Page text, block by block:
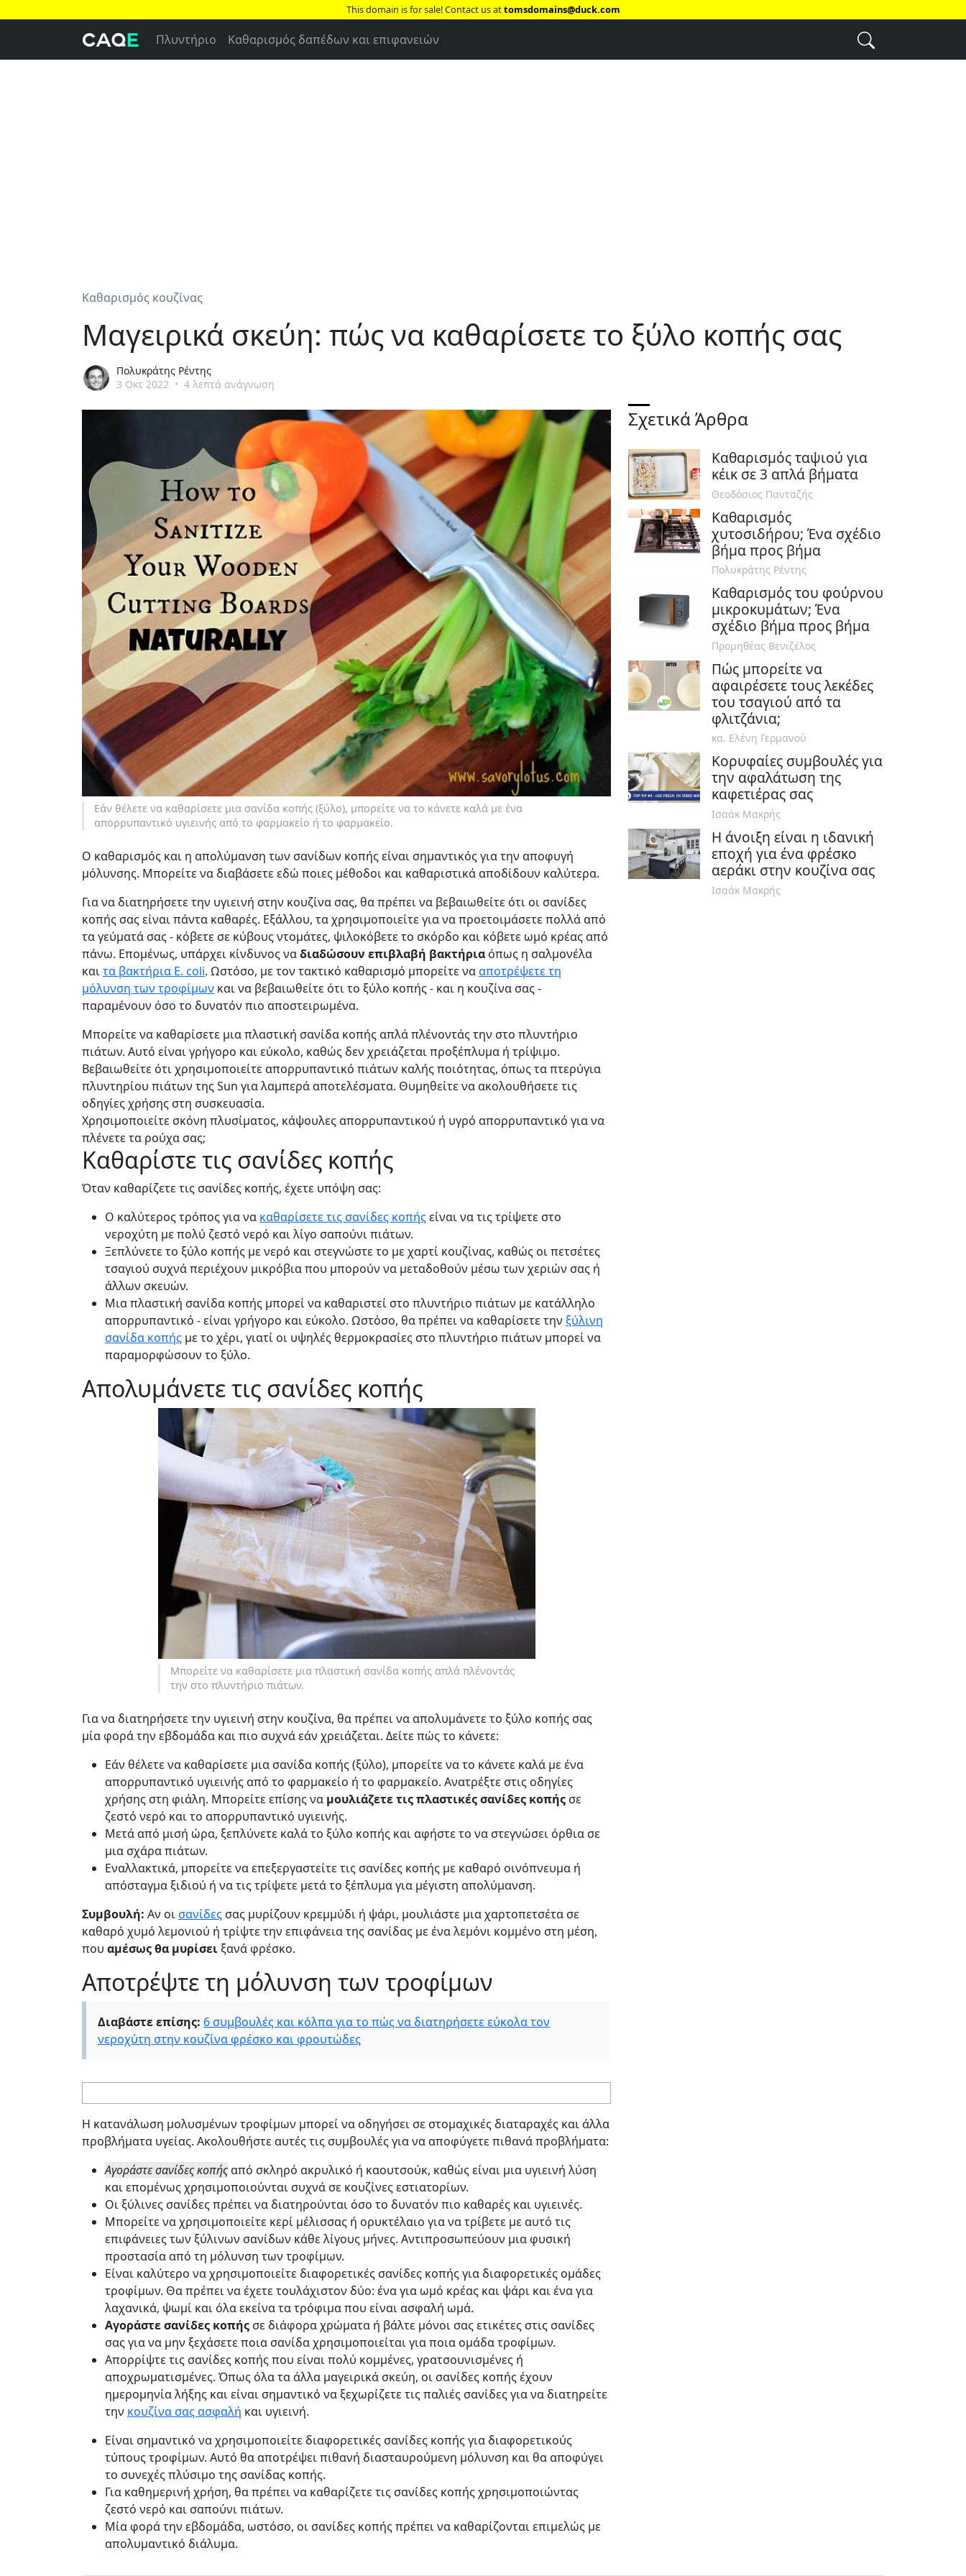
This domain is for sale! Contact us attomsdomains@duck.com
Πλυντήριο Καθαρισμός δαπέδων και επιφανειών
Καθαρισμός κουζίνας
Μαγειρικά σκεύη: πώς να καθαρίσετε το ξύλο κοπής σας
Πολυκράτης Ρέντης
3 Οκτ 2022 • 4 λεπτά ανάγνωση
Εάν θέλετε να καθαρίσετε μια σανίδα κοπής (ξύλο), μπορείτε να το κάνετε καλά με ένα
απορρυπαντικό υγιεινής από το φαρμακείο ή το φαρμακείο.
Ο καθαρισμός και η απολύμανση των σανίδων κοπής είναι σημαντικός για την αποφυγή
μόλυνσης. Μπορείτε να διαβάσετε εδώ ποιες μέθοδοι και καθαριστικά αποδίδουν καλύτερα.
Για να διατηρήσετε την υγιεινή στην κουζίνα σας, θα πρέπει να βεβαιωθείτε ότι οι σανίδες
κοπής σας είναι πάντα καθαρές. Εξάλλου, τα χρησιμοποιείτε για να προετοιμάσετε πολλά από
τα γεύματά σας - κόβετε σε κύβους ντομάτες, ψιλοκόβετε το σκόρδο και κόβετε ωμό κρέας από
πάνω. Επομένως, υπάρχει κίνδυνος ναδιαδώσουν επιβλαβή βακτήρια όπως η σαλμονέλα
καιτα βακτήρια E. coli. Ωστόσο, με τον τακτικό καθαρισμό μπορείτε νααποτρέψετε τη
μόλυνση των τροφίμων και να βεβαιωθείτε ότι το ξύλο κοπής - και η κουζίνα σας -
παραμένουν όσο το δυνατόν πιο αποστειρωμένα.
Μπορείτε να καθαρίσετε μια πλαστική σανίδα κοπής απλά πλένοντάς την στο πλυντήριο
πιάτων. Αυτό είναι γρήγορο και εύκολο, καθώς δεν χρειάζεται προξέπλυμα ή τρίψιμο.
Βεβαιωθείτε ότι χρησιμοποιείτε απορρυπαντικό πιάτων καλής ποιότητας, όπως τα πτερύγια
πλυντηρίου πιάτων της Sun για λαμπερά αποτελέσματα. Θυμηθείτε να ακολουθήσετε τις
οδηγίες χρήσης στη συσκευασία.
Χρησιμοποιείτε σκόνη πλυσίματος, κάψουλες απορρυπαντικού ή υγρό απορρυπαντικό για να
πλένετε τα ρούχα σας;
Καθαρίστε τις σανίδες κοπής
Όταν καθαρίζετε τις σανίδες κοπής, έχετε υπόψη σας:
Ο καλύτερος τρόπος για να καθαρίσετε τις σανίδες κοπήςείναι να τις τρίψετε στο
νεροχύτη με πολύ ζεστό νερό και λίγο σαπούνι πιάτων.
Ξεπλύνετε το ξύλο κοπής με νερό και στεγνώστε το με χαρτί κουζίνας, καθώς οι πετσέτες
τσαγιού συχνά περιέχουν μικρόβια που μπορούν να μεταδοθούν μέσω των χεριών σας ή
άλλων σκευών.
Μια πλαστική σανίδα κοπής μπορεί να καθαριστεί στο πλυντήριο πιάτων με κατάλληλο
απορρυπαντικό - είναι γρήγορο και εύκολο. Ωστόσο, θα πρέπει να καθαρίσετε την ξύλινη
σανίδα κοπής με το χέρι, γιατί οι υψηλές θερμοκρασίες στο πλυντήριο πιάτων μπορεί να
παραμορφώσουν το ξύλο.
Απολυμάνετε τις σανίδες κοπής
Μπορείτε να καθαρίσετε μια πλαστική σανίδα κοπής απλά πλένοντάς
την στο πλυντήριο πιάτων.
Για να διατηρήσετε την υγιεινή στην κουζίνα, θα πρέπει να απολυμάνετε το ξύλο κοπής σας
μία φορά την εβδομάδα και πιο συχνά εάν χρειάζεται. Δείτε πώς το κάνετε:
Εάν θέλετε να καθαρίσετε μια σανίδα κοπής (ξύλο), μπορείτε να το κάνετε καλά με ένα
απορρυπαντικό υγιεινής από το φαρμακείο ή το φαρμακείο. Ανατρέξτε στις οδηγίες
χρήσης στη φιάλη. Μπορείτε επίσης να μουλιάζετε τις πλαστικές σανίδες κοπής σε
ζεστό νερό και το απορρυπαντικό υγιεινής.
Μετά από μισή ώρα, ξεπλύνετε καλά το ξύλο κοπής και αφήστε το να στεγνώσει όρθια σε
μια σχάρα πιάτων.
Εναλλακτικά, μπορείτε να επεξεργαστείτε τις σανίδες κοπής με καθαρό οινόπνευμα ή
απόσταγμα ξιδιού ή να τις τρίψετε μετά το ξέπλυμα για μέγιστη απολύμανση.
Συμβουλή: Αν οισανίδες σας μυρίζουν κρεμμύδι ή ψάρι, μουλιάστε μια χαρτοπετσέτα σε
καθαρό χυμό λεμονιού ή τρίψτε την επιφάνεια της σανίδας με ένα λεμόνι κομμένο στη μέση,
που αμέσως θα μυρίσει ξανά φρέσκο.
Αποτρέψτε τη μόλυνση των τροφίμων
Διαβάστε επίσης: 6 συμβουλές και κόλπα για το πώς να διατηρήσετε εύκολα τον
νεροχύτη στην κουζίνα φρέσκο και φρουτώδες
Η κατανάλωση μολυσμένων τροφίμων μπορεί να οδηγήσει σε στομαχικές διαταραχές και άλλα
προβλήματα υγείας. Ακολουθήστε αυτές τις συμβουλές για να αποφύγετε πιθανά προβλήματα:
Αγοράστε σανίδες κοπήςαπό σκληρό ακρυλικό ή καουτσούκ, καθώς είναι μια υγιεινή λύση
και επομένως χρησιμοποιούνται συχνά σε κουζίνες εστιατορίων.
Οι ξύλινες σανίδες πρέπει να διατηρούνται όσο το δυνατόν πιο καθαρές και υγιεινές.
Μπορείτε να χρησιμοποιείτε κερί μέλισσας ή ορυκτέλαιο για να τρίβετε με αυτό τις
επιφάνειες των ξύλινων σανίδων κάθε λίγους μήνες. Αντιπροσωπεύουν μια φυσική
προστασία από τη μόλυνση των τροφίμων.
Είναι καλύτερο να χρησιμοποιείτε διαφορετικές σανίδες κοπής για διαφορετικές ομάδες
τροφίμων. Θα πρέπει να έχετε τουλάχιστον δύο: ένα για ωμό κρέας και ψάρι και ένα για
λαχανικά, ψωμί και όλα εκείνα τα τρόφιμα που είναι ασφαλή ωμά.
Αγοράστε σανίδες κοπής σε διάφορα χρώματα ή βάλτε μόνοι σας ετικέτες στις σανίδες
σας για να μην ξεχάσετε ποια σανίδα χρησιμοποιείται για ποια ομάδα τροφίμων.
Απορρίψτε τις σανίδες κοπής που είναι πολύ κομμένες, γρατσουνισμένες ή
αποχρωματισμένες. Όπως όλα τα άλλα μαγειρικά σκεύη, οι σανίδες κοπής έχουν
ημερομηνία λήξης και είναι σημαντικό να ξεχωρίζετε τις παλιές σανίδες για να διατηρείτε
την κουζίνα σας ασφαλή και υγιεινή.
Είναι σημαντικό να χρησιμοποιείτε διαφορετικές σανίδες κοπής για διαφορετικούς
τύπους τροφίμων. Αυτό θα αποτρέψει πιθανή διασταυρούμενη μόλυνση και θα αποφύγει
το συνεχές πλύσιμο της σανίδας κοπής.
Για καθημερινή χρήση, θα πρέπει να καθαρίζετε τις σανίδες κοπής χρησιμοποιώντας
ζεστό νερό και σαπούνι πιάτων.
Μία φορά την εβδομάδα, ωστόσο, οι σανίδες κοπής πρέπει να καθαρίζονται επιμελώς με
απολυμαντικό διάλυμα.
Σχετικά Άρθρα
Καθαρισμός ταψιού για
κέικ σε 3 απλά βήματα
Θεοδόσιος Πανταζής
Καθαρισμός
χυτοσιδήρου; Ένα σχέδιο
βήμα προς βήμα
Πολυκράτης Ρέντης
Καθαρισμός του φούρνου
μικροκυμάτων; Ένα
σχέδιο βήμα προς βήμα
Προμηθέας Βενιζέλος
Πώς μπορείτε να
αφαιρέσετε τους λεκέδες
του τσαγιού από τα
φλιτζάνια;
κα. Ελένη Γερμανού
Κορυφαίες συμβουλές για
την αφαλάτωση της
καφετιέρας σας
Ισαάκ Μακρής
Η άνοιξη είναι η ιδανική
εποχή για ένα φρέσκο
αεράκι στην κουζίνα σας
Ισαάκ Μακρής